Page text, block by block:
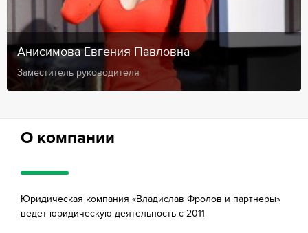
Анисимова Евгения Павловна
Заместитель руководителя
О компании
Юридическая компания «Владислав Фролов и партнеры»
ведет юридическую деятельность с 2011